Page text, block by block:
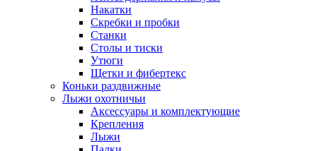
Накатки
Скребки и пробки
Станки
Столы и тиски
Утюги
Щетки и фибертекс
Коньки раздвижные
Лыжи охотничьи
Аксессуары и комплектующие
Крепления
Лыжи